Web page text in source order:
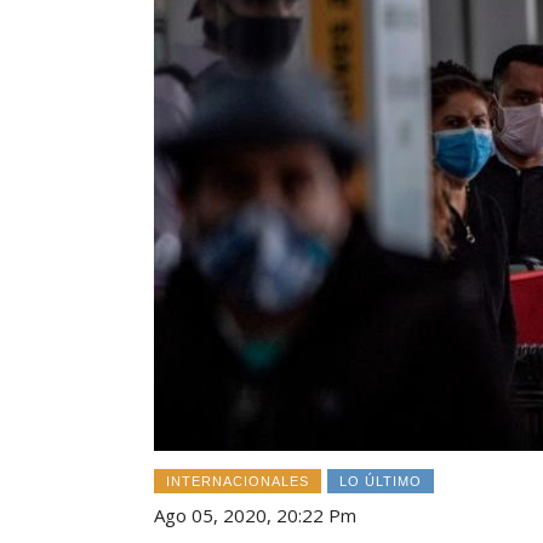
INTERNACIONALES LO ÚLTIMO
Ago 05, 2020, 20:22 Pm